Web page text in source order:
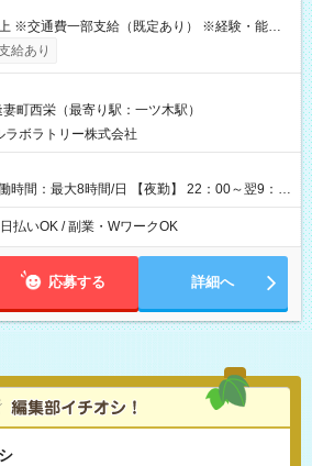
※交通費一部支給（既定あり） ※経験・能力を
：1,830円×8時
×8時間×12回
与に、本採用時と異なる部分があります。 雇
と同じです。 給与：時給 1,570円以上
給あり
町西栄（最寄り駅：一ツ木駅）
ラボラトリー株式会社
時間：最大8時間/日 【夜勤】 22：00～翌9：
8時 ■24時から翌9時 など ※上記の時間
（毎週同じ曜日での勤務となります）
払いOK / 副業・WワークOK
応募する 詳細へ